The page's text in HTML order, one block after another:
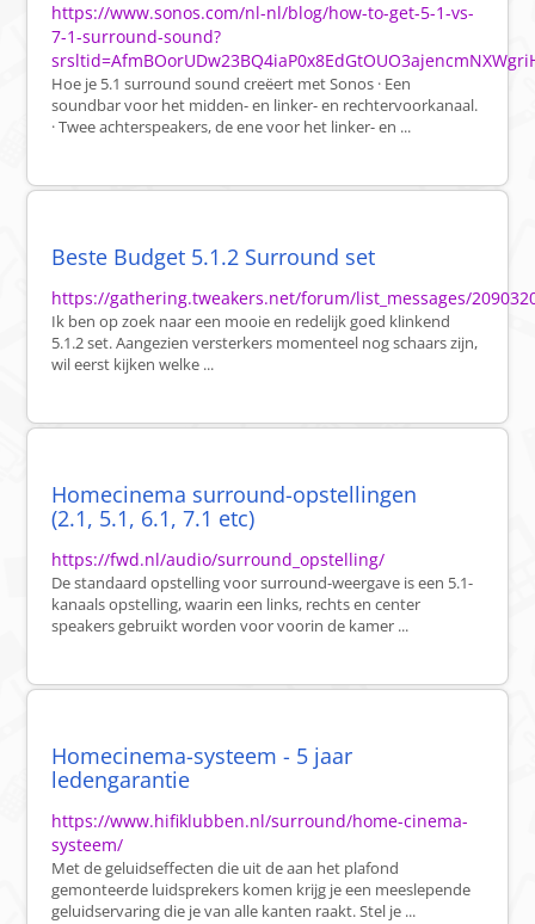
https://www.sonos.com/nl-nl/blog/how-to-get-5-1-vs-
7-1-surround-sound?
Hoe je 5.1 surround sound creëert met Sonos · Een
soundbar voor het midden- en linker- en rechtervoorkanaal.
· Twee achterspeakers, de ene voor het linker- en ...
Beste Budget 5.1.2 Surround set
https://gathering.tweakers.net/forum/list_messages/
Ik ben op zoek naar een mooie en redelijk goed klinkend
5.1.2 set. Aangezien versterkers momenteel nog schaars zijn,
wil eerst kijken welke ...
Homecinema surround-opstellingen
(2.1, 5.1, 6.1, 7.1 etc)
https://fwd.nl/audio/surround_opstelling/
De standaard opstelling voor surround-weergave is een 5.1-
kanaals opstelling, waarin een links, rechts en center
speakers gebruikt worden voor voorin de kamer ...
Homecinema-systeem - 5 jaar
ledengarantie
https://www.hifiklubben.nl/surround/home-cinema-
systeem/
Met de geluidseffecten die uit de aan het plafond
gemonteerde luidsprekers komen krijg je een meeslepende
geluidservaring die je van alle kanten raakt. Stel je ...